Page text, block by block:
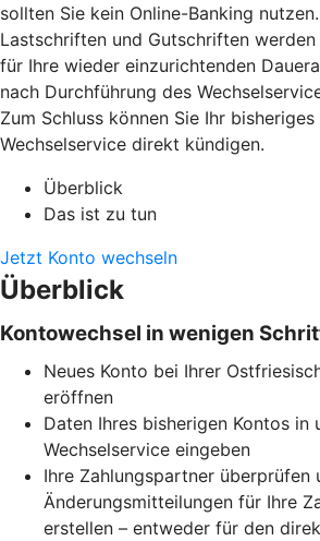
sollten Sie kein Online-Banking
Lastschriften und Gutschriften
für Ihre wieder einzurichtenden
nach Durchführung des
Zum Schluss können Sie Ihr
Wechselservice direkt kündigen.
Überblick
Das ist zu tun
Jetzt Konto wechseln
Überblick
Kontowechsel in wenigen
Neues Konto bei Ihrer
eröffnen
Daten Ihres bisherigen Kontos in
Wechselservice eingeben
Ihre Zahlungspartner überprüfen
Änderungsmitteilungen für Ihre
erstellen – entweder für den